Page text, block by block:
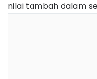
nilai tambah dalam